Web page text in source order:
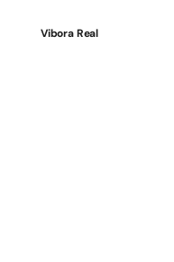
Vibora Real